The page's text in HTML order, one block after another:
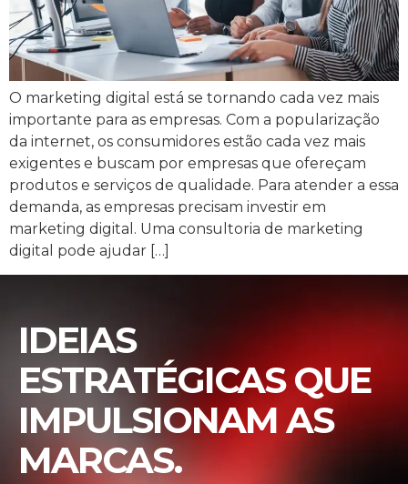
O marketing digital está se tornando cada vez mais
importante para as empresas. Com a popularização
da internet, os consumidores estão cada vez mais
exigentes e buscam por empresas que ofereçam
produtos e serviços de qualidade. Para atender a essa
demanda, as empresas precisam investir em
marketing digital. Uma consultoria de marketing
digital pode ajudar […]
IDEIAS
ESTRATÉGICAS QUE
IMPULSIONAM AS
MARCAS.